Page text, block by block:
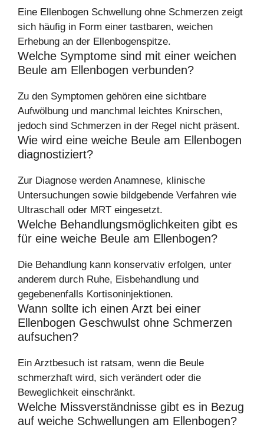
Eine Ellenbogen Schwellung ohne Schmerzen zeigt
sich häufig in Form einer tastbaren, weichen
Erhebung an der Ellenbogenspitze.
Welche Symptome sind mit einer weichen
Beule am Ellenbogen verbunden?
Zu den Symptomen gehören eine sichtbare
Aufwölbung und manchmal leichtes Knirschen,
jedoch sind Schmerzen in der Regel nicht präsent.
Wie wird eine weiche Beule am Ellenbogen
diagnostiziert?
Zur Diagnose werden Anamnese, klinische
Untersuchungen sowie bildgebende Verfahren wie
Ultraschall oder MRT eingesetzt.
Welche Behandlungsmöglichkeiten gibt es
für eine weiche Beule am Ellenbogen?
Die Behandlung kann konservativ erfolgen, unter
anderem durch Ruhe, Eisbehandlung und
gegebenenfalls Kortisoninjektionen.
Wann sollte ich einen Arzt bei einer
Ellenbogen Geschwulst ohne Schmerzen
aufsuchen?
Ein Arztbesuch ist ratsam, wenn die Beule
schmerzhaft wird, sich verändert oder die
Beweglichkeit einschränkt.
Welche Missverständnisse gibt es in Bezug
auf weiche Schwellungen am Ellenbogen?